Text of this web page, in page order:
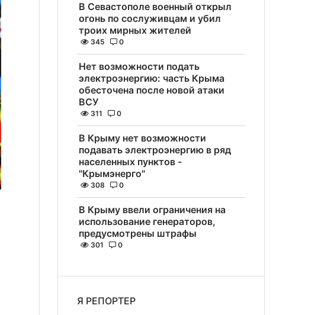
В Севастополе военный открыл
огонь по сослуживцам и убил
троих мирных жителей
345 0
Нет возможности подать
электроэнергию: часть Крыма
обесточена после новой атаки
ВСУ
311 0
В Крыму нет возможности
подавать электроэнергию в ряд
населенных пунктов -
"Крымэнерго"
308 0
В Крыму ввели ограничения на
использование генераторов,
предусмотрены штрафы
301 0
Я РЕПОРТЕР